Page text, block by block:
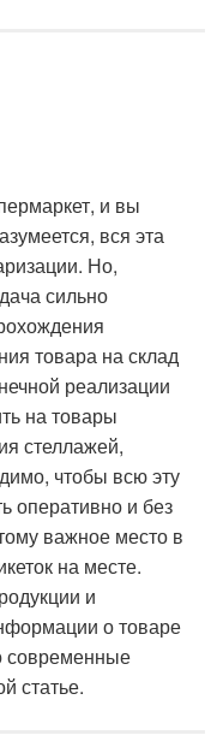
и вы
вся эта
Но,
сильно
товара на склад
реализации
на товары
стеллажей,
чтобы всю эту
оперативно и без
важное место в
на месте.
и
о товаре
современные
статье.